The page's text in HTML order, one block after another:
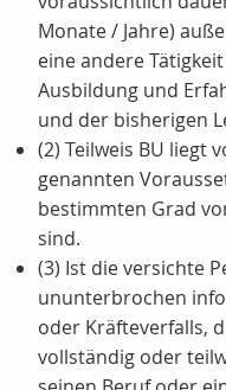
Monate / Jahre)
eine andere
Ausbildung und
und der bisherigen
(2) Teilweis BU liegt
genannten
bestimmten Grad
sind.
(3) Ist die versichte
ununterbrochen
oder Kräfteverfalls,
vollständig oder